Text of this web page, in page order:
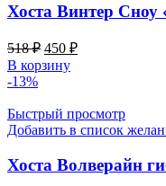
Хоста Винтер Сноу
518₽ Первоначальная
цена
составляла
450 ₽Текущая
В корзину
-13%
Быстрый просмотр
Добавить в список
Хоста Волверайн